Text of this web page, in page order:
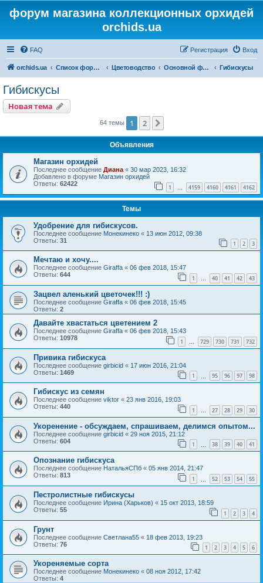
форум магазина коллекционных орхидей
orchids.ua
FAQ Вход
Регистрация
orchids.ua Список форумов Цветоводство Основной форум Гибискусы
Гибискусы
Новая тема
64 темы 1 2
Объявления
Магазин орхидей
Последнее сообщение Диана « 30 мар 2023, 16:32
Добавлено в форуме Магазин орхидей
Ответы: 62422 1 … 4159 4160 4161 4162
Темы
Удобрение для гибискусов.
Последнее сообщение Монекинеко « 13 июн 2012, 09:38
Ответы: 31 1 2 3
Мечтаю и хочу....
Последнее сообщение Giraffa « 06 фев 2018, 15:47
Ответы: 644 1 … 40 41 42 43
Зацвел аленький цветочек!!! :)
Последнее сообщение Giraffa « 06 фев 2018, 15:45
Ответы: 2
Давайте хвастаться цветением 2
Последнее сообщение Giraffa « 06 фев 2018, 15:43
Ответы: 10978 1 … 729 730 731 732
Привика гибискуса
Последнее сообщение girbicid « 17 июн 2016, 21:04
Ответы: 1469 1 95 96 97 98
Гибискус из семян
Последнее сообщение viktor « 23 янв 2016, 19:03
Ответы: 440 1 … 27 28 29 30
Укоренение - обсуждаем, спрашиваем, делимся опытом...
Последнее сообщение girbicid « 29 ноя 2015, 21:12
Ответы: 604 1 38 39 40 41
Опознание гибискуса
Последнее сообщение НатальяСПб « 05 янв 2014, 21:47
Ответы: 813 1 52 53 54 55
Пестролистные гибискусы
Последнее сообщение Ирина (Харьков) « 15 окт 2013, 18:59
Ответы: 55 1 2 3 4
Грунт
Последнее сообщение Светлана55 « 18 фев 2013, 19:23
Ответы: 76 1 2 3 4 5 6
Укореняемые сорта
Последнее сообщение Монекинеко « 08 ноя 2012, 17:42
Ответы: 4